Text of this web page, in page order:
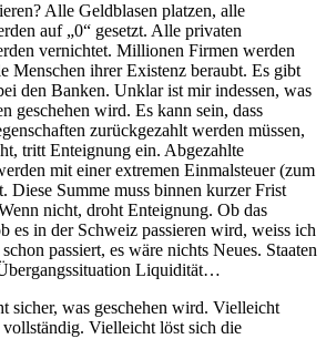
Alle Geldblasen platzen, alle
auf „0“ gesetzt. Alle privaten
vernichtet. Millionen Firmen werden
Menschen ihrer Existenz beraubt. Es gibt
den Banken. Unklar ist mir indessen, was
geschehen wird. Es kann sein, dass
zurückgezahlt werden müssen,
tritt Enteignung ein. Abgezahlte
mit einer extremen Einmalsteuer (zum
Diese Summe muss binnen kurzer Frist
nicht, droht Enteignung. Ob das
es in der Schweiz passieren wird, weiss ich
passiert, es wäre nichts Neues. Staaten
Liquidität…
sicher, was geschehen wird. Vielleicht
vollständig. Vielleicht löst sich die